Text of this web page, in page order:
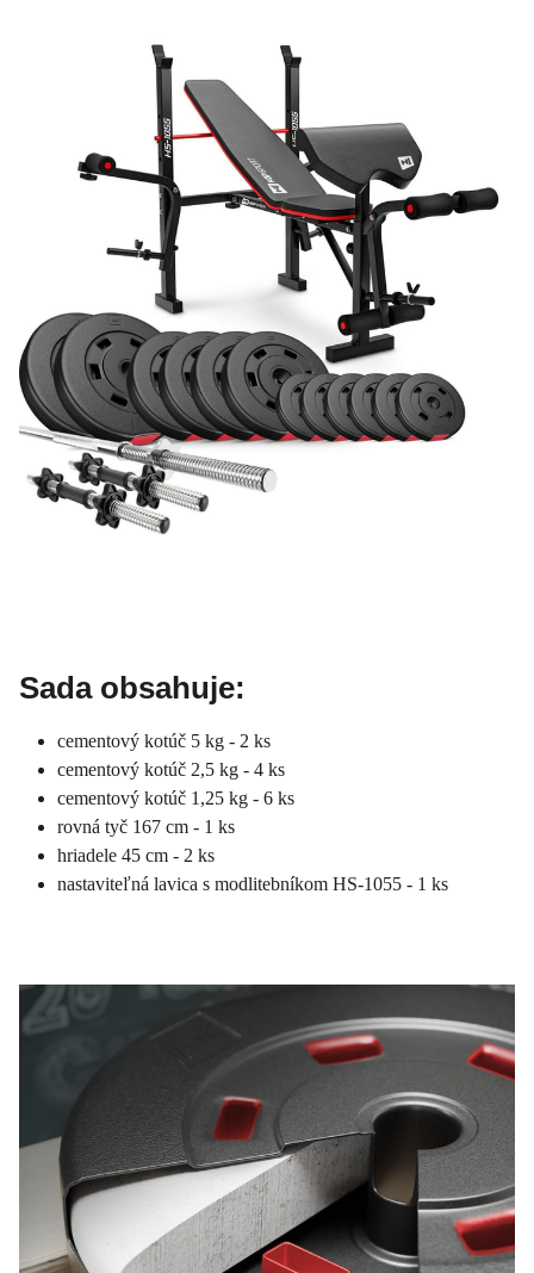
Sada obsahuje:
cementový kotúč 5 kg - 2 ks
cementový kotúč 2,5 kg - 4 ks
cementový kotúč 1,25 kg - 6 ks
rovná tyč 167 cm - 1 ks
hriadele 45 cm - 2 ks
nastaviteľná lavica s modlitebníkom HS-1055 - 1 ks